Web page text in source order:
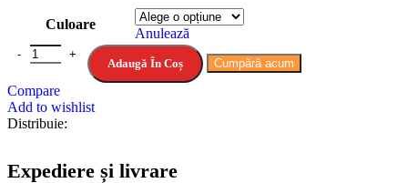
prețuri:
8.47lei
până
la
13.66lei
Culoare
Anulează
Cantitate 10/30 buc. Aspersor cu picurător cu țepi, emițător cu 8
Adaugă În Coș Cumpără acum
Compare
Add to wishlist
Distribuie:
Expediere și livrare